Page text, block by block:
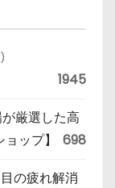
1945
厳選した高
ップ】
698
の疲れ解消